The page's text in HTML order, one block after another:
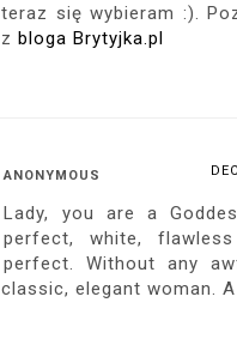
teraz się wybieram :).
zbloga Brytyjka.pl
ANONYMOUS
Lady, you are a
perfect, white,
perfect. Without any
classic, elegant woman.